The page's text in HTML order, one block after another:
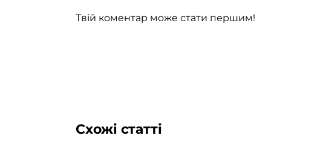
Твій коментар може стати першим!
Схожі статті